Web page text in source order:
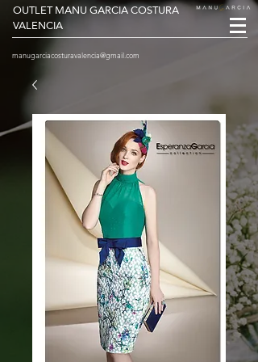
OUTLET MANU GARCIA COSTURA
VALENCIA
manugarciacosturavalencia@gmail.com